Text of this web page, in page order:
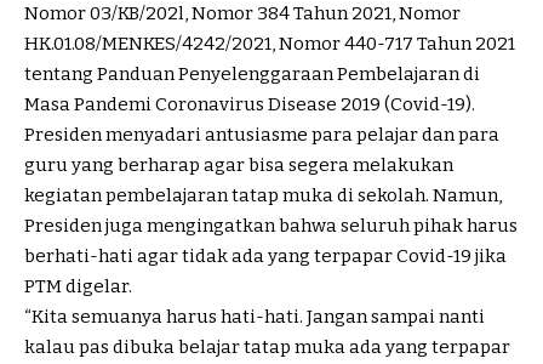
Nomor 03/KB/202l, Nomor 384 Tahun 2021, Nomor
HK.01.08/MENKES/4242/2021, Nomor 440-717 Tahun 2021
tentang Panduan Penyelenggaraan Pembelajaran di
Masa Pandemi Coronavirus Disease 2019 (Covid-19).
Presiden menyadari antusiasme para pelajar dan para
guru yang berharap agar bisa segera melakukan
kegiatan pembelajaran tatap muka di sekolah. Namun,
Presiden juga mengingatkan bahwa seluruh pihak harus
berhati-hati agar tidak ada yang terpapar Covid-19 jika
PTM digelar.
“Kita semuanya harus hati-hati. Jangan sampai nanti
kalau pas dibuka belajar tatap muka ada yang terpapar